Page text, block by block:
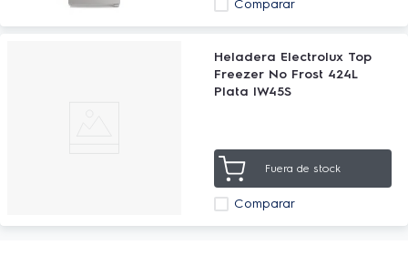
Comparar
Heladera Electrolux Top
Freezer No Frost 424L
Plata IW45S
Fuera de stock
Comparar